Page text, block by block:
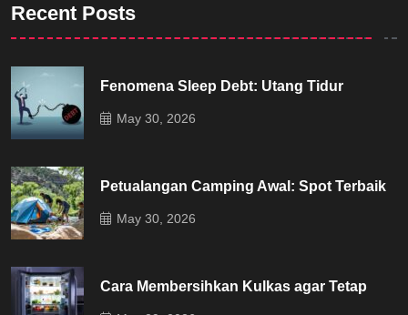
Recent Posts
Fenomena Sleep Debt: Utang Tidur
May 30, 2026
Petualangan Camping Awal: Spot Terbaik
May 30, 2026
Cara Membersihkan Kulkas agar Tetap